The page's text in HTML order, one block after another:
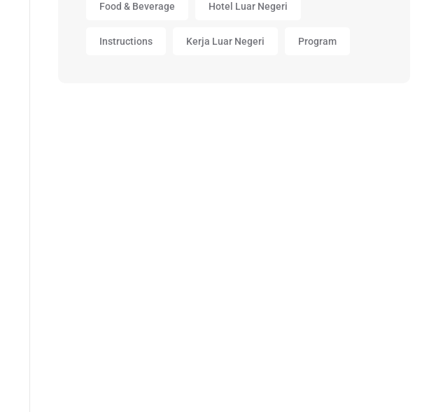
Food & Beverage Hotel Luar Negeri
Instructions Kerja Luar Negeri Program